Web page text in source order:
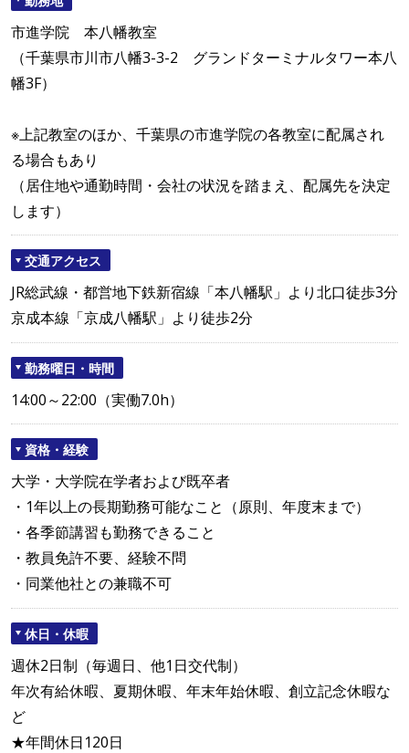
市進学院 本八幡教室
（千葉県市川市八幡3-3-2 グランドターミナルタワー本八
幡3F）
※上記教室のほか、千葉県の市進学院の各教室に配属され
る場合もあり
（居住地や通勤時間・会社の状況を踏まえ、配属先を決定
します）
交通アクセス
JR総武線・都営地下鉄新宿線「本八幡駅」より北口徒歩3分
京成本線「京成八幡駅」より徒歩2分
勤務曜日・時間
14:00～22:00（実働7.0h）
資格・経験
大学・大学院在学者および既卒者
・1年以上の長期勤務可能なこと（原則、年度末まで）
・各季節講習も勤務できること
・教員免許不要、経験不問
・同業他社との兼職不可
休日・休暇
週休2日制（毎週日、他1日交代制）
年次有給休暇、夏期休暇、年末年始休暇、創立記念休暇な
ど
★年間休日120日